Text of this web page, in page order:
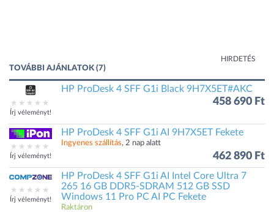
HIRDETÉS
TOVÁBBI AJÁNLATOK (7)
Írj véleményt!
HP ProDesk 4 SFF G1i Black 9H7X5ET#AKC
458 690 Ft
Írj véleményt!
HP ProDesk 4 SFF G1i AI 9H7X5ET Fekete
Ingyenes szállítás, 2 nap alatt
462 890 Ft
Írj véleményt!
HP ProDesk 4 SFF G1i AI Intel Core Ultra 7
265 16 GB DDR5-SDRAM 512 GB SSD
Windows 11 Pro PC AI PC Fekete
Raktáron